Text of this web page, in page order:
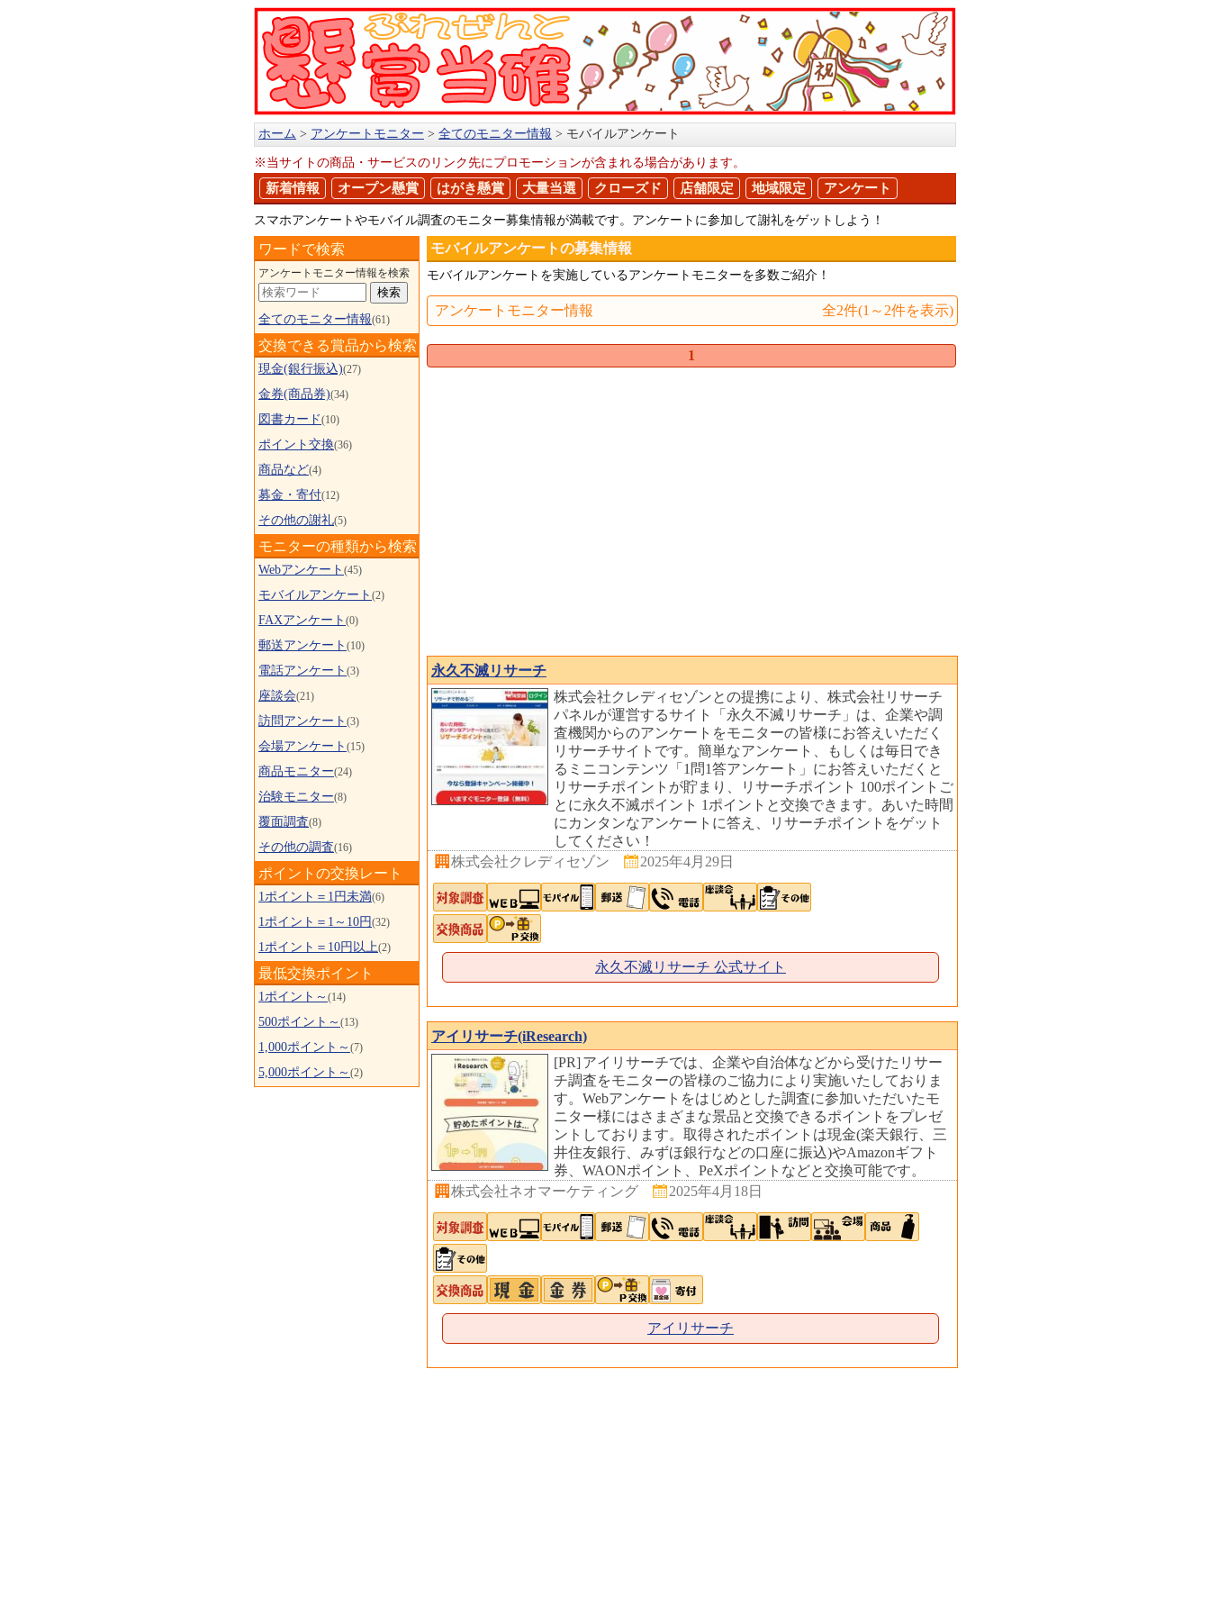
ホーム アンケートモニター 全てのモニター情報 モバイルアンケート
※当サイトの商品・サービスのリンク先にプロモーションが含まれる場合があります。
新着情報 オープン懸賞 はがき懸賞 大量当選 クローズド 店舗限定 地域限定 アンケート
スマホアンケートやモバイル調査のモニター募集情報が満載です。アンケートに参加して謝礼をゲットしよう！
モバイルアンケートの募集情報
モバイルアンケートを実施しているアンケートモニターを多数ご紹介！
アンケートモニター情報 全2件(1～2件を表示)
1
永久不滅リサーチ
株式会社クレディセゾンとの提携により、株式会社リサーチ
パネルが運営するサイト「永久不滅リサーチ」は、企業や調
査機関からのアンケートをモニターの皆様にお答えいただく
リサーチサイトです。簡単なアンケート、もしくは毎日でき
るミニコンテンツ「1問1答アンケート」にお答えいただくと
リサーチポイントが貯まり、リサーチポイント 100ポイントご
とに永久不滅ポイント 1ポイントと交換できます。あいた時間
にカンタンなアンケートに答え、リサーチポイントをゲット
してください！
株式会社クレディセゾン
2025年4月29日
永久不滅リサーチ 公式サイト
アイリサーチ(iResearch)
[PR]アイリサーチでは、企業や自治体などから受けたリサー
チ調査をモニターの皆様のご協力により実施いたしておりま
す。Webアンケートをはじめとした調査に参加いただいたモ
ニター様にはさまざまな景品と交換できるポイントをプレゼ
ントしております。取得されたポイントは現金(楽天銀行、三
井住友銀行、みずほ銀行などの口座に振込)やAmazonギフト
券、WAONポイント、PeXポイントなどと交換可能です。
株式会社ネオマーケティング
2025年4月18日
アイリサーチ
ワードで検索
アンケートモニター情報を検索
全てのモニター情報(61)
交換できる賞品から検索
現金(銀行振込)(27)
金券(商品券)(34)
図書カード(10)
ポイント交換(36)
商品など(4)
募金・寄付(12)
その他の謝礼(5)
モニターの種類から検索
Webアンケート (45)
モバイルアンケート (2)
FAXアンケート (0)
郵送アンケート (10)
電話アンケート (3)
座談会(21)
訪問アンケート (3)
会場アンケート (15)
商品モニター(24)
治験モニター(8)
覆面調査(8)
その他の調査(16)
ポイントの交換レート
1ポイント＝1円未満(6)
1ポイント＝1～10円(32)
1ポイント＝10円以上(2)
最低交換ポイント
1ポイント～ (14)
500ポイント～ (13)
1,000ポイント～ (7)
5,000ポイント～ (2)